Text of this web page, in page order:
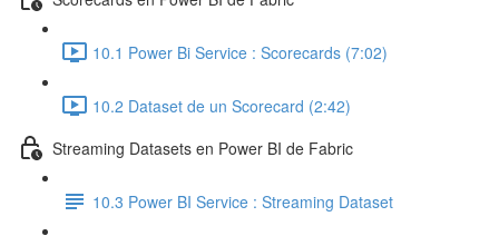
10.1 Power Bi Service : Scorecards (7:02)
10.2 Dataset de un Scorecard (2:42)
Streaming Datasets en Power BI de Fabric
10.3 Power BI Service : Streaming Dataset